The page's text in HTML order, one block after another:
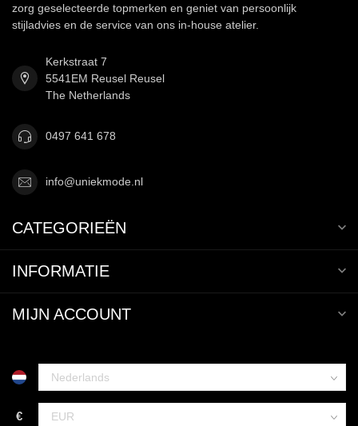
zorg geselecteerde topmerken en geniet van persoonlijk
stijladvies en de service van ons in-house atelier.
Kerkstraat 7
5541EM Reusel Reusel
The Netherlands
0497 641 678
info@uniekmode.nl
CATEGORIEËN
INFORMATIE
MIJN ACCOUNT
€